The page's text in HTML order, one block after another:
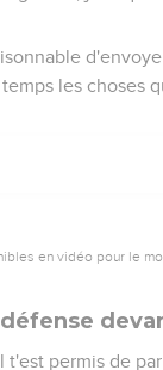
en vidéo pour le
Macédonien de